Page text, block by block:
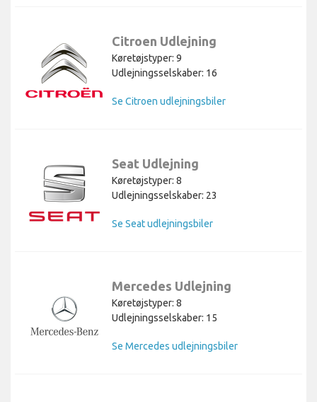
Citroen Udlejning
Køretøjstyper: 9
Udlejningsselskaber: 16
Se Citroen udlejningsbiler
Seat Udlejning
Køretøjstyper: 8
Udlejningsselskaber: 23
Se Seat udlejningsbiler
Mercedes Udlejning
Køretøjstyper: 8
Udlejningsselskaber: 15
Se Mercedes udlejningsbiler